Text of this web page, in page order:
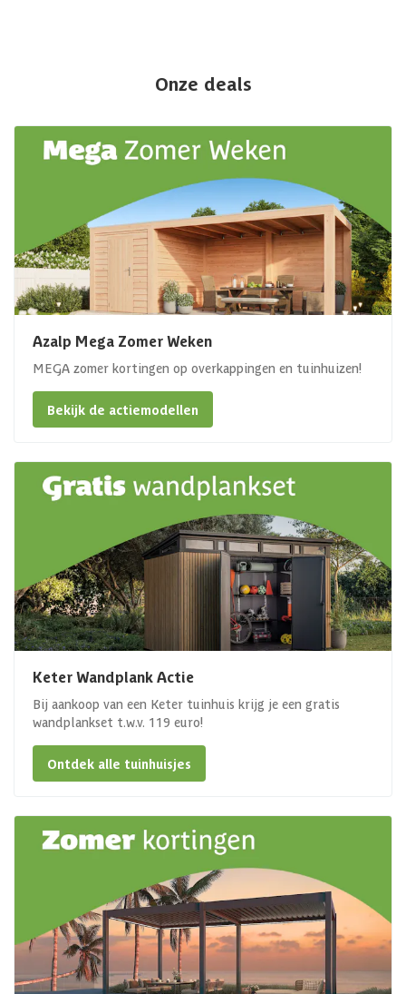
Onze deals
Azalp Mega Zomer Weken
MEGA zomer kortingen op overkappingen en tuinhuizen!
Bekijk de actiemodellen
Keter Wandplank Actie
Bij aankoop van een Keter tuinhuis krijg je een gratis
wandplankset t.w.v. 119 euro!
Ontdek alle tuinhuisjes